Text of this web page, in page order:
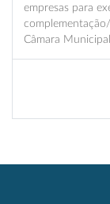
empresas para
Câmara